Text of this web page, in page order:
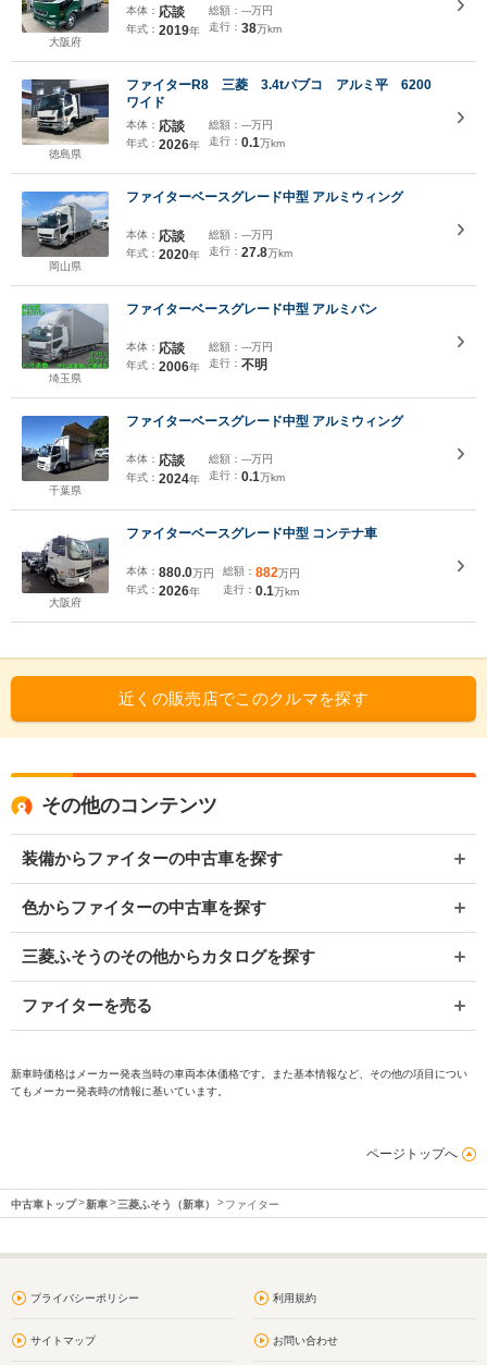
大阪府
本体： 応談
年式： 2019年
総額： ---万円
走行： 38万km
徳島県
ファイターR8 三菱 3.4tパブコ アルミ平 6200
ワイド
本体： 応談
年式： 2026年
総額： ---万円
走行： 0.1万km
岡山県
ファイターベースグレード中型 アルミウィング
本体： 応談
年式： 2020年
総額： ---万円
走行： 27.8万km
埼玉県
ファイターベースグレード中型 アルミバン
本体： 応談
年式： 2006年
総額： ---万円
走行： 不明
千葉県
ファイターベースグレード中型 アルミウィング
本体： 応談
年式： 2024年
総額： ---万円
走行： 0.1万km
大阪府
ファイターベースグレード中型 コンテナ車
本体： 880.0万円
年式： 2026年
総額： 882万円
走行： 0.1万km
近くの販売店でこのクルマを探す
その他のコンテンツ
装備からファイターの中古車を探す
色からファイターの中古車を探す
三菱ふそうのその他からカタログを探す
ファイターを売る
新車時価格はメーカー発表当時の車両本体価格です。また基本情報など、その他の項目につい
てもメーカー発表時の情報に基いています。
ページトップへ
中古車トップ 新車 三菱ふそう（新車） ファイター
プライバシーポリシー 利用規約
サイトマップ お問い合わせ